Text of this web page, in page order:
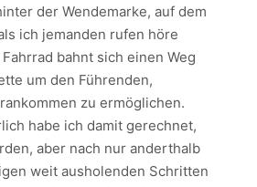
der Wendemarke, auf dem
ich jemanden rufen höre
Fahrrad bahnt sich einen Weg
um den Führenden,
zu ermöglichen.
habe ich damit gerechnet,
aber nach nur anderthalb
weit ausholenden Schritten